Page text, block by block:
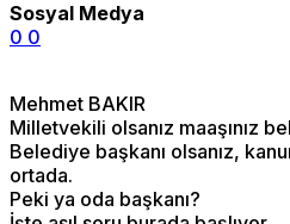
Sosyal Medya
0 0
Mehmet BAKIR
Milletvekili olsanız maaşınız
Belediye başkanı olsanız,
ortada.
Peki ya oda başkanı?